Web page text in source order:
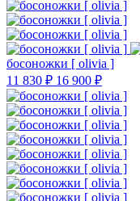
босоножки [ olivia ]
11 830 ₽ 16 900 ₽